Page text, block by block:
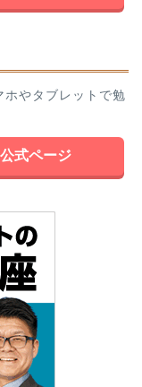
やタブレットで勉
公式ページ